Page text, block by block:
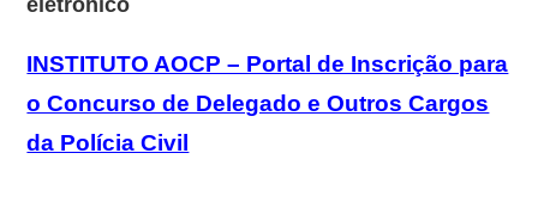
INSTITUTO AOCP – Portal de Inscrição para
o Concurso de Delegado e Outros Cargos
da Polícia Civil